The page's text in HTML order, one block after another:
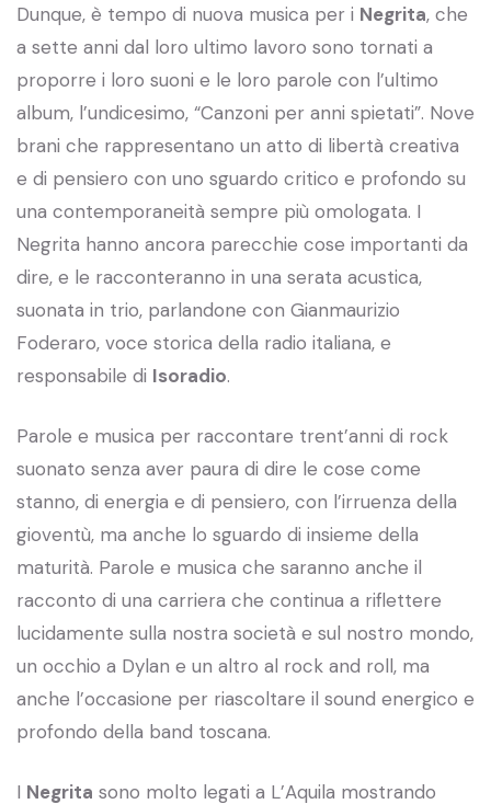
Dunque, è tempo di nuova musica per i Negrita, che
a sette anni dal loro ultimo lavoro sono tornati a
proporre i loro suoni e le loro parole con l’ultimo
album, l’undicesimo, “Canzoni per anni spietati”. Nove
brani che rappresentano un atto di libertà creativa
e di pensiero con uno sguardo critico e profondo su
una contemporaneità sempre più omologata. I
Negrita hanno ancora parecchie cose importanti da
dire, e le racconteranno in una serata acustica,
suonata in trio, parlandone con Gianmaurizio
Foderaro, voce storica della radio italiana, e
responsabile di Isoradio.
Parole e musica per raccontare trent’anni di rock
suonato senza aver paura di dire le cose come
stanno, di energia e di pensiero, con l’irruenza della
gioventù, ma anche lo sguardo di insieme della
maturità. Parole e musica che saranno anche il
racconto di una carriera che continua a riflettere
lucidamente sulla nostra società e sul nostro mondo,
un occhio a Dylan e un altro al rock and roll, ma
anche l’occasione per riascoltare il sound energico e
profondo della band toscana.
I Negrita sono molto legati a L’Aquila mostrando